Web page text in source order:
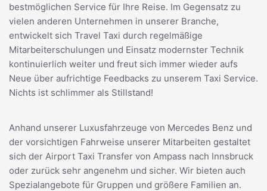
bestmöglichen Service für Ihre Reise. Im Gegensatz zu
vielen anderen Unternehmen in unserer Branche,
entwickelt sich Travel Taxi durch regelmäßige
Mitarbeiterschulungen und Einsatz modernster Technik
kontinuierlich weiter und freut sich immer wieder aufs
Neue über aufrichtige Feedbacks zu unserem Taxi Service.
Nichts ist schlimmer als Stillstand!
Anhand unserer Luxusfahrzeuge von Mercedes Benz und
der vorsichtigen Fahrweise unserer Mitarbeiten gestaltet
sich der Airport Taxi Transfer von Ampass nach Innsbruck
oder zurück sehr angenehm und sicher. Wir bieten auch
Spezialangebote für Gruppen und größere Familien an.